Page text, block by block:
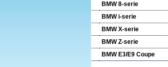
BMW 8-serie
BMW i-serie
BMW X-serie
BMW Z-serie
BMW E3/E9 Coupe